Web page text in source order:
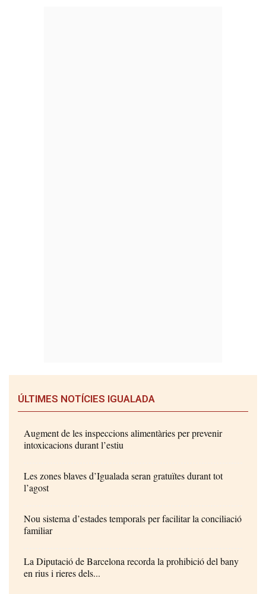
ÚLTIMES NOTÍCIES IGUALADA
Augment de les inspeccions alimentàries per prevenir
intoxicacions durant l’estiu
Les zones blaves d’Igualada seran gratuïtes durant tot
l’agost
Nou sistema d’estades temporals per facilitar la conciliació
familiar
La Diputació de Barcelona recorda la prohibició del bany
en rius i rieres dels...